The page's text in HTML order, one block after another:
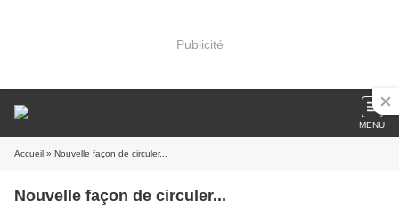
Publicité
MENU
Accueil » Nouvelle façon de circuler...
Nouvelle façon de circuler...